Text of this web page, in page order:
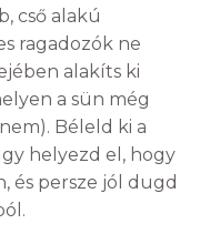
cső alakú
ragadozók ne
alakíts ki
a sün még
Béleld ki a
helyezd el, hogy
és persze jól dugd